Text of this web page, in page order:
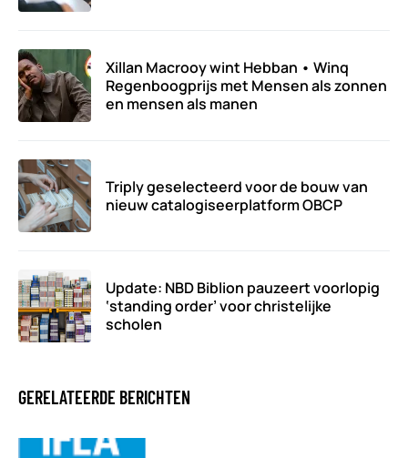
Xillan Macrooy wint Hebban • Winq
Regenboogprijs met Mensen als zonnen
en mensen als manen
Triply geselecteerd voor de bouw van
nieuw catalogiseerplatform OBCP
Update: NBD Biblion pauzeert voorlopig
‘standing order’ voor christelijke
scholen
GERELATEERDE BERICHTEN